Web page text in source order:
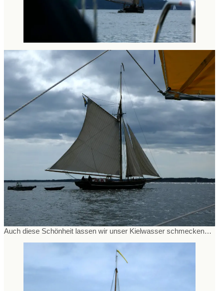
Auch diese Schönheit lassen wir unser Kielwasser schmecken…